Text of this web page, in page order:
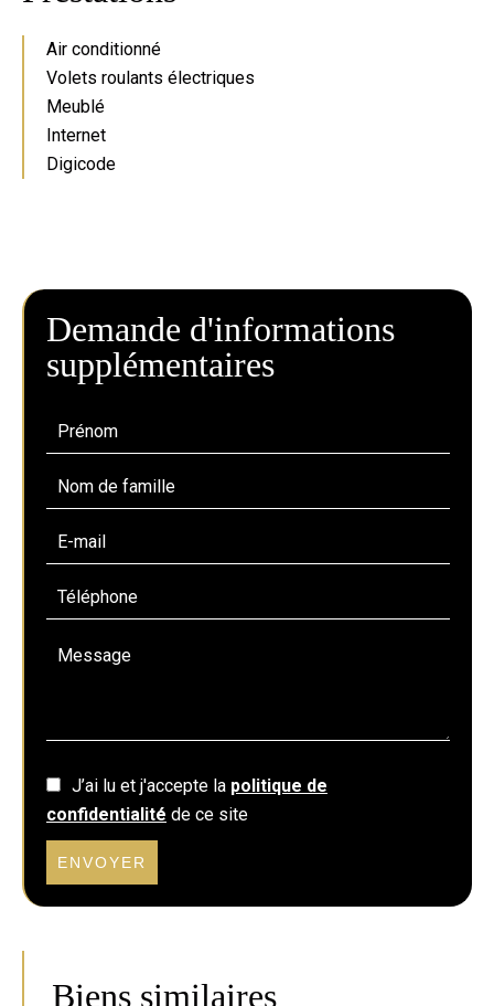
Air conditionné
Volets roulants électriques
Meublé
Internet
Digicode
Demande d'informations
supplémentaires
J’ai lu et j'accepte la politique de
confidentialité de ce site
ENVOYER
Biens similaires